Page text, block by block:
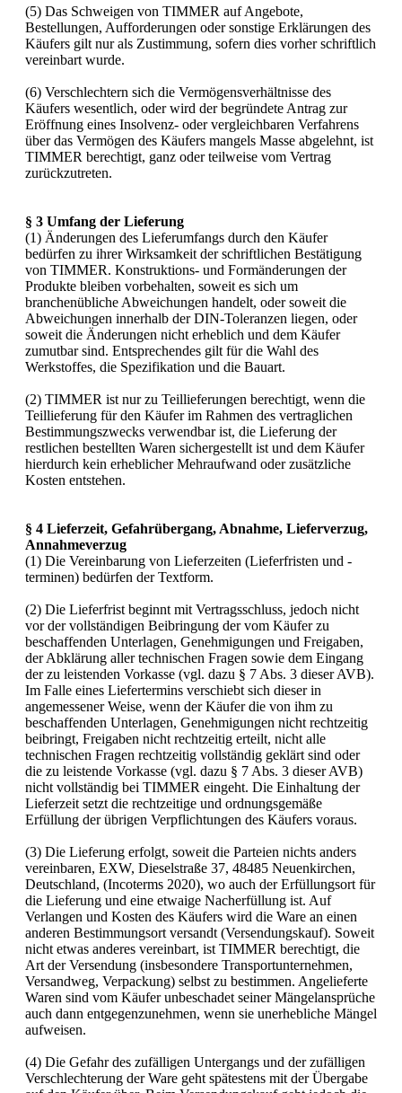
(5) Das Schweigen von TIMMER auf Angebote,
Bestellungen, Aufforderungen oder sonstige Erklärungen des
Käufers gilt nur als Zustimmung, sofern dies vorher schriftlich
vereinbart wurde.
(6) Verschlechtern sich die Vermögensverhältnisse des
Käufers wesentlich, oder wird der begründete Antrag zur
Eröffnung eines Insolvenz- oder vergleichbaren Verfahrens
über das Vermögen des Käufers mangels Masse abgelehnt, ist
TIMMER berechtigt, ganz oder teilweise vom Vertrag
zurückzutreten.
§ 3 Umfang der Lieferung
(1) Änderungen des Lieferumfangs durch den Käufer
bedürfen zu ihrer Wirksamkeit der schriftlichen Bestätigung
von TIMMER. Konstruktions- und Formänderungen der
Produkte bleiben vorbehalten, soweit es sich um
branchenübliche Abweichungen handelt, oder soweit die
Abweichungen innerhalb der DIN-Toleranzen liegen, oder
soweit die Änderungen nicht erheblich und dem Käufer
zumutbar sind. Entsprechendes gilt für die Wahl des
Werkstoffes, die Spezifikation und die Bauart.
(2) TIMMER ist nur zu Teillieferungen berechtigt, wenn die
Teillieferung für den Käufer im Rahmen des vertraglichen
Bestimmungszwecks verwendbar ist, die Lieferung der
restlichen bestellten Waren sichergestellt ist und dem Käufer
hierdurch kein erheblicher Mehraufwand oder zusätzliche
Kosten entstehen.
§ 4 Lieferzeit, Gefahrübergang, Abnahme, Lieferverzug,
Annahmeverzug
(1) Die Vereinbarung von Lieferzeiten (Lieferfristen und -
terminen) bedürfen der Textform.
(2) Die Lieferfrist beginnt mit Vertragsschluss, jedoch nicht
vor der vollständigen Beibringung der vom Käufer zu
beschaffenden Unterlagen, Genehmigungen und Freigaben,
der Abklärung aller technischen Fragen sowie dem Eingang
der zu leistenden Vorkasse (vgl. dazu § 7 Abs. 3 dieser AVB).
Im Falle eines Liefertermins verschiebt sich dieser in
angemessener Weise, wenn der Käufer die von ihm zu
beschaffenden Unterlagen, Genehmigungen nicht rechtzeitig
beibringt, Freigaben nicht rechtzeitig erteilt, nicht alle
technischen Fragen rechtzeitig vollständig geklärt sind oder
die zu leistende Vorkasse (vgl. dazu § 7 Abs. 3 dieser AVB)
nicht vollständig bei TIMMER eingeht. Die Einhaltung der
Lieferzeit setzt die rechtzeitige und ordnungsgemäße
Erfüllung der übrigen Verpflichtungen des Käufers voraus.
(3) Die Lieferung erfolgt, soweit die Parteien nichts anders
vereinbaren, EXW, Dieselstraße 37, 48485 Neuenkirchen,
Deutschland, (Incoterms 2020), wo auch der Erfüllungsort für
die Lieferung und eine etwaige Nacherfüllung ist. Auf
Verlangen und Kosten des Käufers wird die Ware an einen
anderen Bestimmungsort versandt (Versendungskauf). Soweit
nicht etwas anderes vereinbart, ist TIMMER berechtigt, die
Art der Versendung (insbesondere Transportunternehmen,
Versandweg, Verpackung) selbst zu bestimmen. Angelieferte
Waren sind vom Käufer unbeschadet seiner Mängelansprüche
auch dann entgegenzunehmen, wenn sie unerhebliche Mängel
aufweisen.
(4) Die Gefahr des zufälligen Untergangs und der zufälligen
Verschlechterung der Ware geht spätestens mit der Übergabe